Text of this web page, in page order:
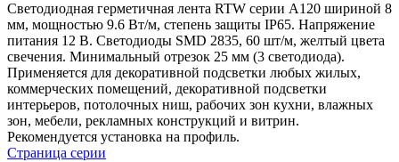
Светодиодная герметичная лента RTW серии A120 шириной 8
мм, мощностью 9.6 Вт/м, степень защиты IP65. Напряжение
питания 12 В. Светодиоды SMD 2835, 60 шт/м, желтый цвета
свечения. Минимальный отрезок 25 мм (3 светодиода).
Применяется для декоративной подсветки любых жилых,
коммерческих помещений, декоративной подсветки
интерьеров, потолочных ниш, рабочих зон кухни, влажных
зон, мебели, рекламных конструкций и витрин.
Рекомендуется установка на профиль.
Страница серии